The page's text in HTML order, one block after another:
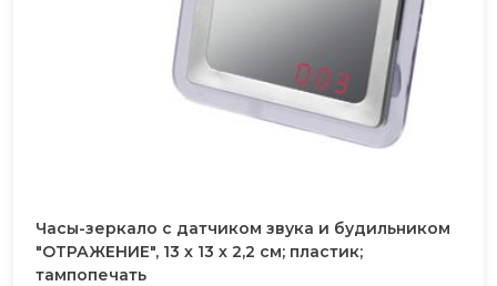
Часы-зеркало с датчиком звука и будильником
"ОТРАЖЕНИЕ", 13 х 13 х 2,2 см; пластик;
тампопечать